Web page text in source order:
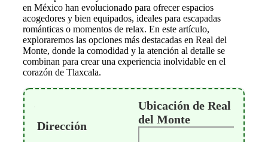
en México han evolucionado para ofrecer espacios
acogedores y bien equipados, ideales para escapadas
románticas o momentos de relax. En este artículo,
exploraremos las opciones más destacadas en Real del
Monte, donde la comodidad y la atención al detalle se
combinan para crear una experiencia inolvidable en el
corazón de Tlaxcala.
Dirección
Ubicación de Real
del Monte